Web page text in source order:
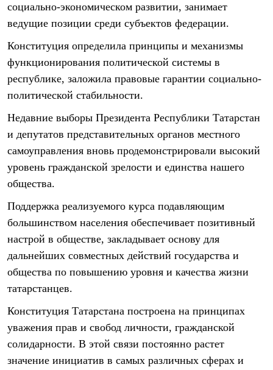
социально-экономическом развитии, занимает
ведущие позиции среди субъектов федерации.
Конституция определила принципы и механизмы
функционирования политической системы в
республике, заложила правовые гарантии социально-
политической стабильности.
Недавние выборы Президента Республики Татарстан
и депутатов представительных органов местного
самоуправления вновь продемонстрировали высокий
уровень гражданской зрелости и единства нашего
общества.
Поддержка реализуемого курса подавляющим
большинством населения обеспечивает позитивный
настрой в обществе, закладывает основу для
дальнейших совместных действий государства и
общества по повышению уровня и качества жизни
татарстанцев.
Конституция Татарстана построена на принципах
уважения прав и свобод личности, гражданской
солидарности. В этой связи постоянно растет
значение инициатив в самых различных сферах и